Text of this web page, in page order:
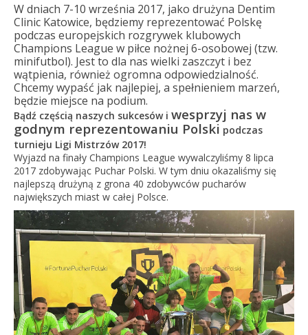
W dniach 7-10 września 2017, jako drużyna Dentim
Clinic Katowice, będziemy reprezentować Polskę
podczas europejskich rozgrywek klubowych
Champions League w piłce nożnej 6-osobowej (tzw.
minifutbol). Jest to dla nas wielki zaszczyt i bez
wątpienia, również ogromna odpowiedzialność.
Chcemy wypaść jak najlepiej, a spełnieniem marzeń,
będzie miejsce na podium.
Bądź częścią naszych sukcesów i wesprzyj nas w
godnym reprezentowaniu Polski podczas
turnieju Ligi Mistrzów 2017!
Wyjazd na finały Champions League wywalczyliśmy 8 lipca
2017 zdobywając Puchar Polski. W tym dniu okazaliśmy się
najlepszą drużyną z grona 40 zdobywców pucharów
największych miast w całej Polsce.